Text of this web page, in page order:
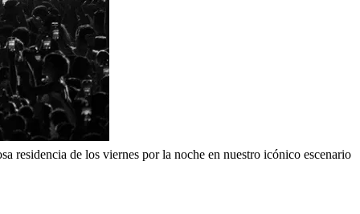
residencia de los viernes por la noche en nuestro icónico escenario